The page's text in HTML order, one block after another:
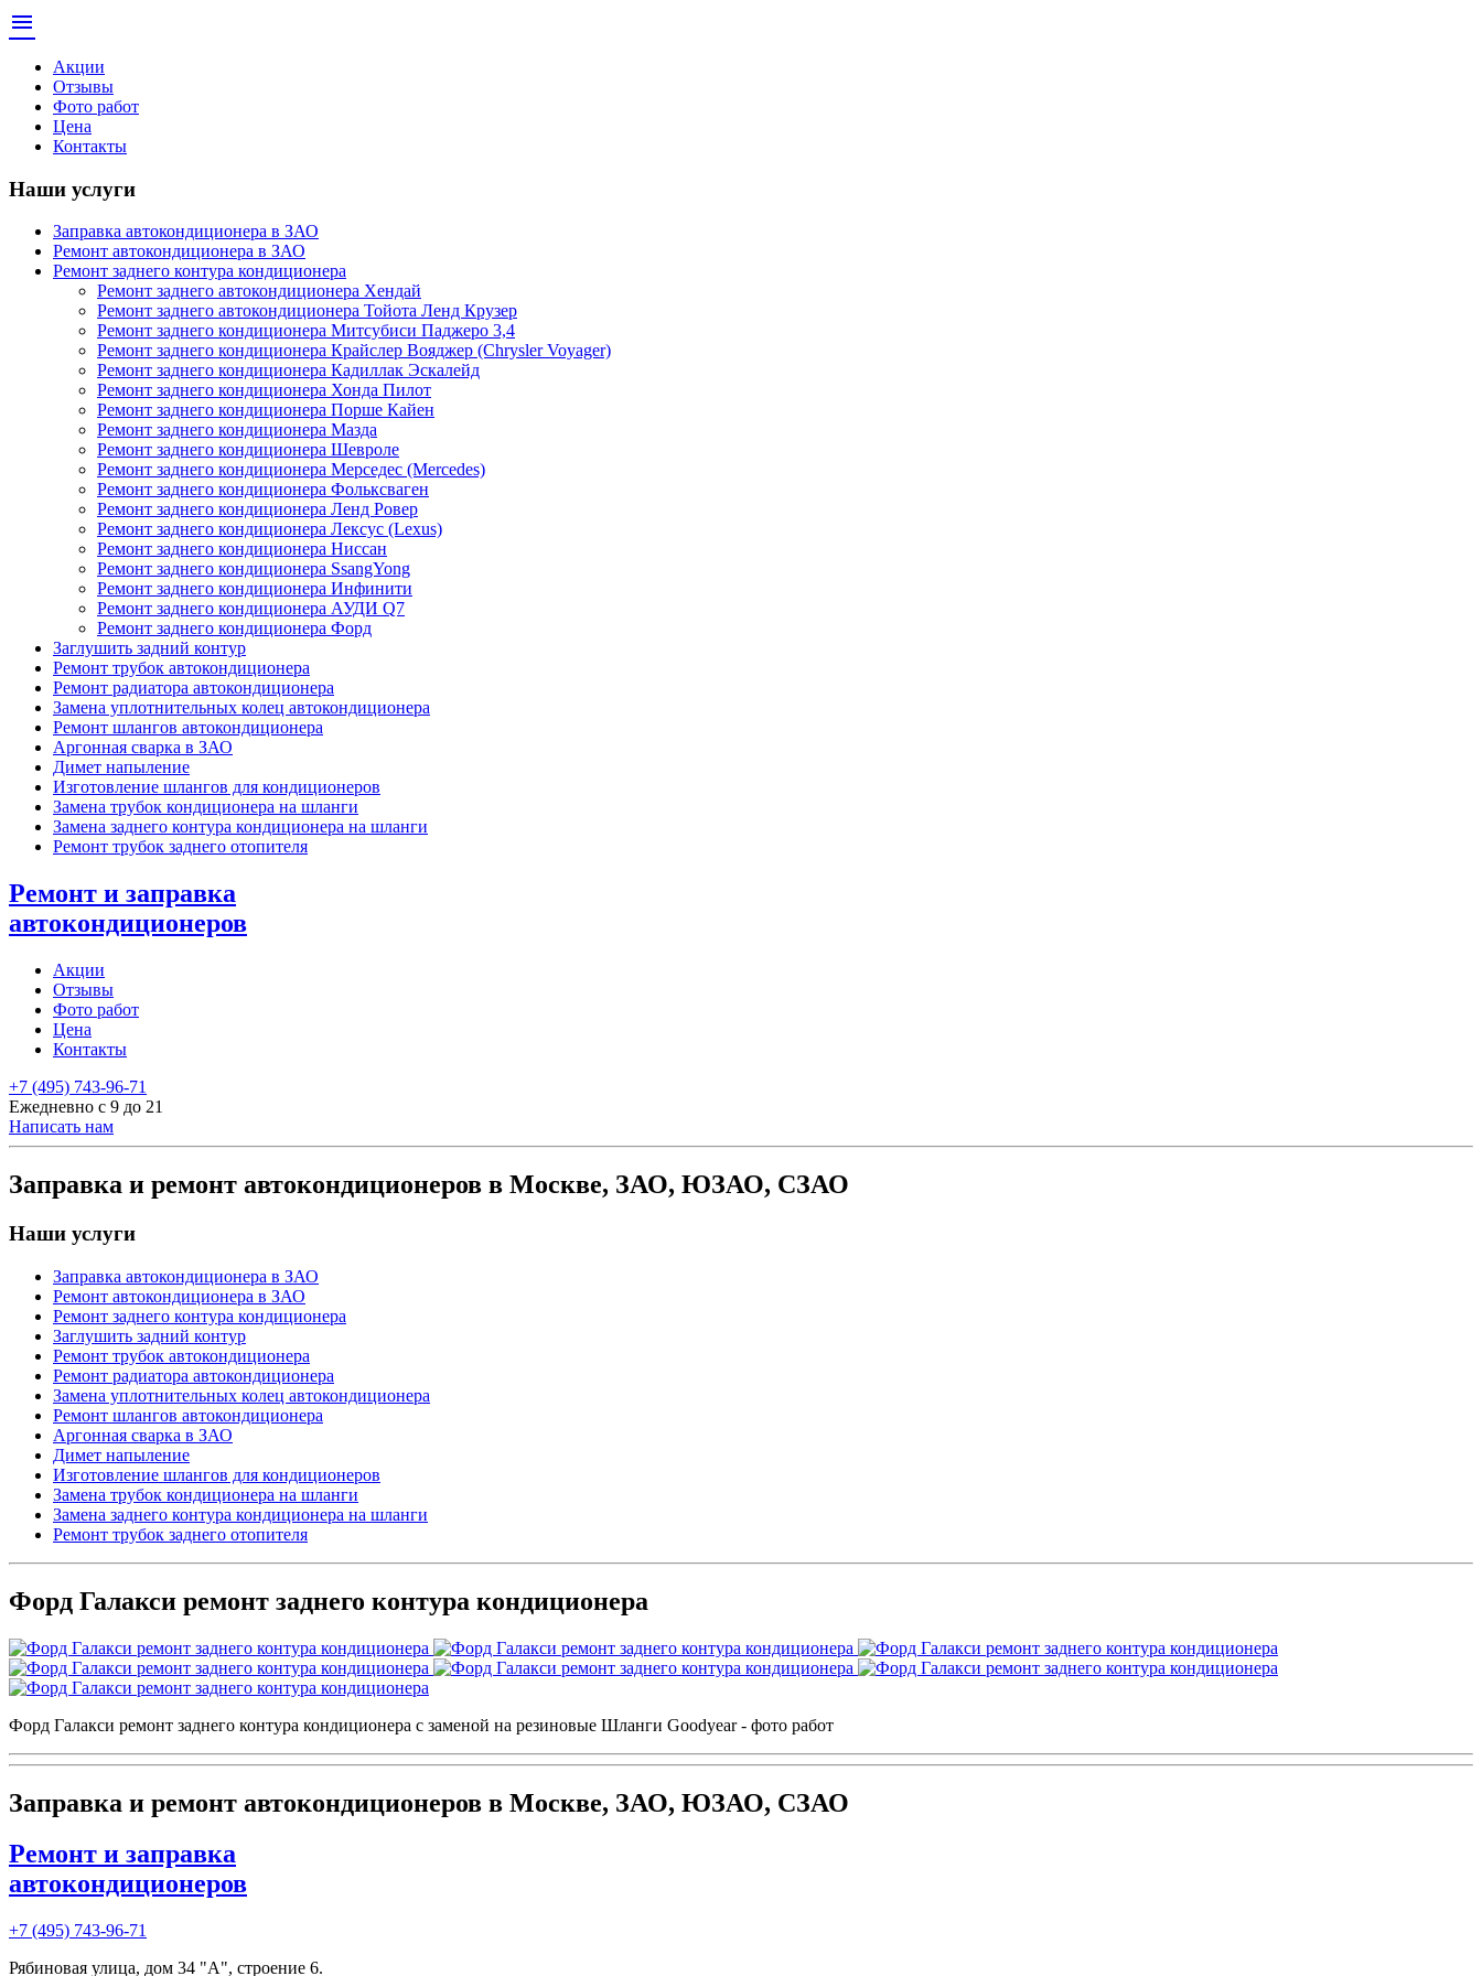
menu
Акции
Отзывы
Фото работ
Цена
Контакты
Наши услуги
Заправка автокондиционера в ЗАО
Ремонт автокондиционера в ЗАО
Ремонт заднего контура кондиционера
Ремонт заднего автокондиционера Хендай
Ремонт заднего автокондиционера Тойота Ленд Крузер
Ремонт заднего кондиционера Митсубиси Паджеро 3,4
Ремонт заднего кондиционера Крайслер Вояджер (Chrysler Voyager)
Ремонт заднего кондиционера Кадиллак Эскалейд
Ремонт заднего кондиционера Хонда Пилот
Ремонт заднего кондиционера Порше Кайен
Ремонт заднего кондиционера Мазда
Ремонт заднего кондиционера Шевроле
Ремонт заднего кондиционера Мерседес (Mercedes)
Ремонт заднего кондиционера Фольксваген
Ремонт заднего кондиционера Ленд Ровер
Ремонт заднего кондиционера Лексус (Lexus)
Ремонт заднего кондиционера Ниссан
Ремонт заднего кондиционера SsangYong
Ремонт заднего кондиционера Инфинити
Ремонт заднего кондиционера АУДИ Q7
Ремонт заднего кондиционера Форд
Заглушить задний контур
Ремонт трубок автокондиционера
Ремонт радиатора автокондиционера
Замена уплотнительных колец автокондиционера
Ремонт шлангов автокондиционера
Аргонная сварка в ЗАО
Димет напыление
Изготовление шлангов для кондиционеров
Замена трубок кондиционера на шланги
Замена заднего контура кондиционера на шланги
Ремонт трубок заднего отопителя
Ремонт и заправка
автокондиционеров
Акции
Отзывы
Фото работ
Цена
Контакты
+7 (495) 743-96-71
Ежедневно с 9 до 21
Написать нам
Заправка и ремонт автокондиционеров в Москве, ЗАО, ЮЗАО, СЗАО
Наши услуги
Заправка автокондиционера в ЗАО
Ремонт автокондиционера в ЗАО
Ремонт заднего контура кондиционера
Заглушить задний контур
Ремонт трубок автокондиционера
Ремонт радиатора автокондиционера
Замена уплотнительных колец автокондиционера
Ремонт шлангов автокондиционера
Аргонная сварка в ЗАО
Димет напыление
Изготовление шлангов для кондиционеров
Замена трубок кондиционера на шланги
Замена заднего контура кондиционера на шланги
Ремонт трубок заднего отопителя
Форд Галакси ремонт заднего контура кондиционера
Форд Галакси ремонт заднего контура кондиционера с заменой на резиновые Шланги Goodyear - фото работ
Заправка и ремонт автокондиционеров в Москве, ЗАО, ЮЗАО, СЗАО
Ремонт и заправка
автокондиционеров
+7 (495) 743-96-71
Рябиновая улица, дом 34 "А", строение 6.